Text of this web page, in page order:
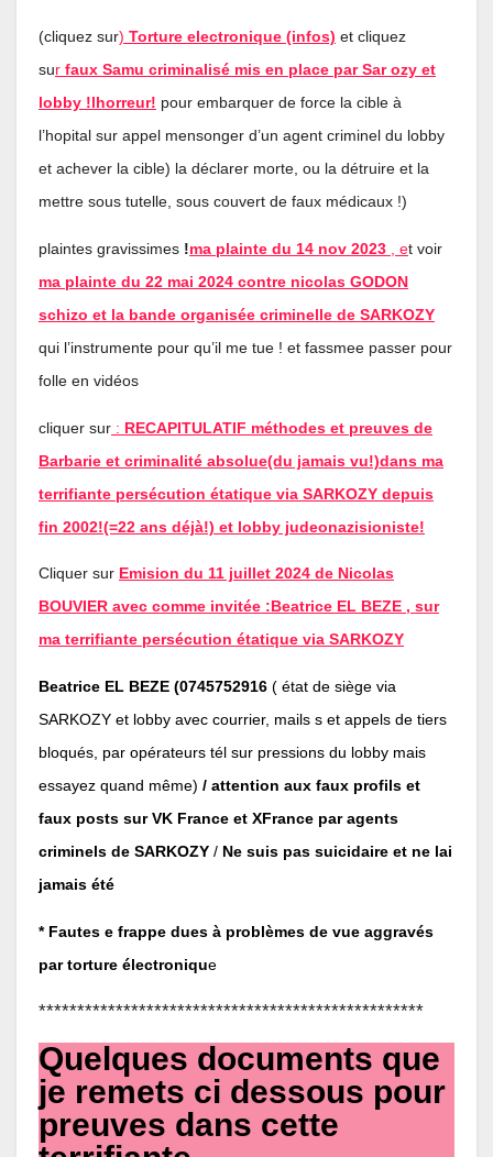
(cliquez sur) Torture electronique (infos) et cliquez
sur faux Samu criminalisé mis en place par Sar ozy et
lobby !lhorreur! pour embarquer de force la cible à
l’hopital sur appel mensonger d’un agent criminel du lobby
et achever la cible) la déclarer morte, ou la détruire et la
mettre sous tutelle, sous couvert de faux médicaux !)
plaintes gravissimes !ma plainte du 14 nov 2023 , et voir
ma plainte du 22 mai 2024 contre nicolas GODON
schizo et la bande organisée criminelle de SARKOZY
qui l’instrumente pour qu’il me tue ! et fassmee passer pour
folle en vidéos
cliquer sur : RECAPITULATIF méthodes et preuves de
Barbarie et criminalité absolue(du jamais vu!)dans ma
terrifiante persécution étatique via SARKOZY depuis
fin 2002!(=22 ans déjà!) et lobby judeonazisioniste!
Cliquer sur Emision du 11 juillet 2024 de Nicolas
BOUVIER avec comme invitée :Beatrice EL BEZE , sur
ma terrifiante persécution étatique via SARKOZY
Beatrice EL BEZE (0745752916 ( état de siège via
SARKOZY et lobby avec courrier, mails s et appels de tiers
bloqués, par opérateurs tél sur pressions du lobby mais
essayez quand même) / attention aux faux profils et
faux posts sur VK France et XFrance par agents
criminels de SARKOZY / Ne suis pas suicidaire et ne lai
jamais été
* Fautes e frappe dues à problèmes de vue aggravés
par torture électronique
**************************************************
Quelques documents que
je remets ci dessous pour
preuves dans cette